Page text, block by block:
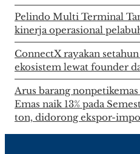
Pelindo Multi Terminal
kinerja operasional
ConnectX rayakan
ekosistem lewat founder
Arus barang
Emas naik 13% pada
ton, didorong ekspor-